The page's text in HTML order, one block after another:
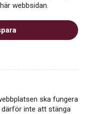
webbsidan.
ska fungera
inte att stänga